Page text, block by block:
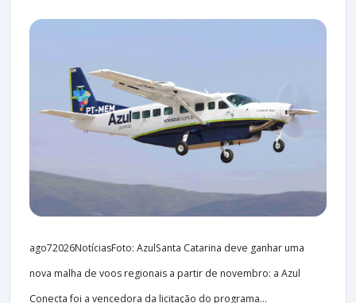
ago72026NotíciasFoto: AzulSanta Catarina deve ganhar uma
nova malha de voos regionais a partir de novembro: a Azul
Conecta foi a vencedora da licitação do programa...